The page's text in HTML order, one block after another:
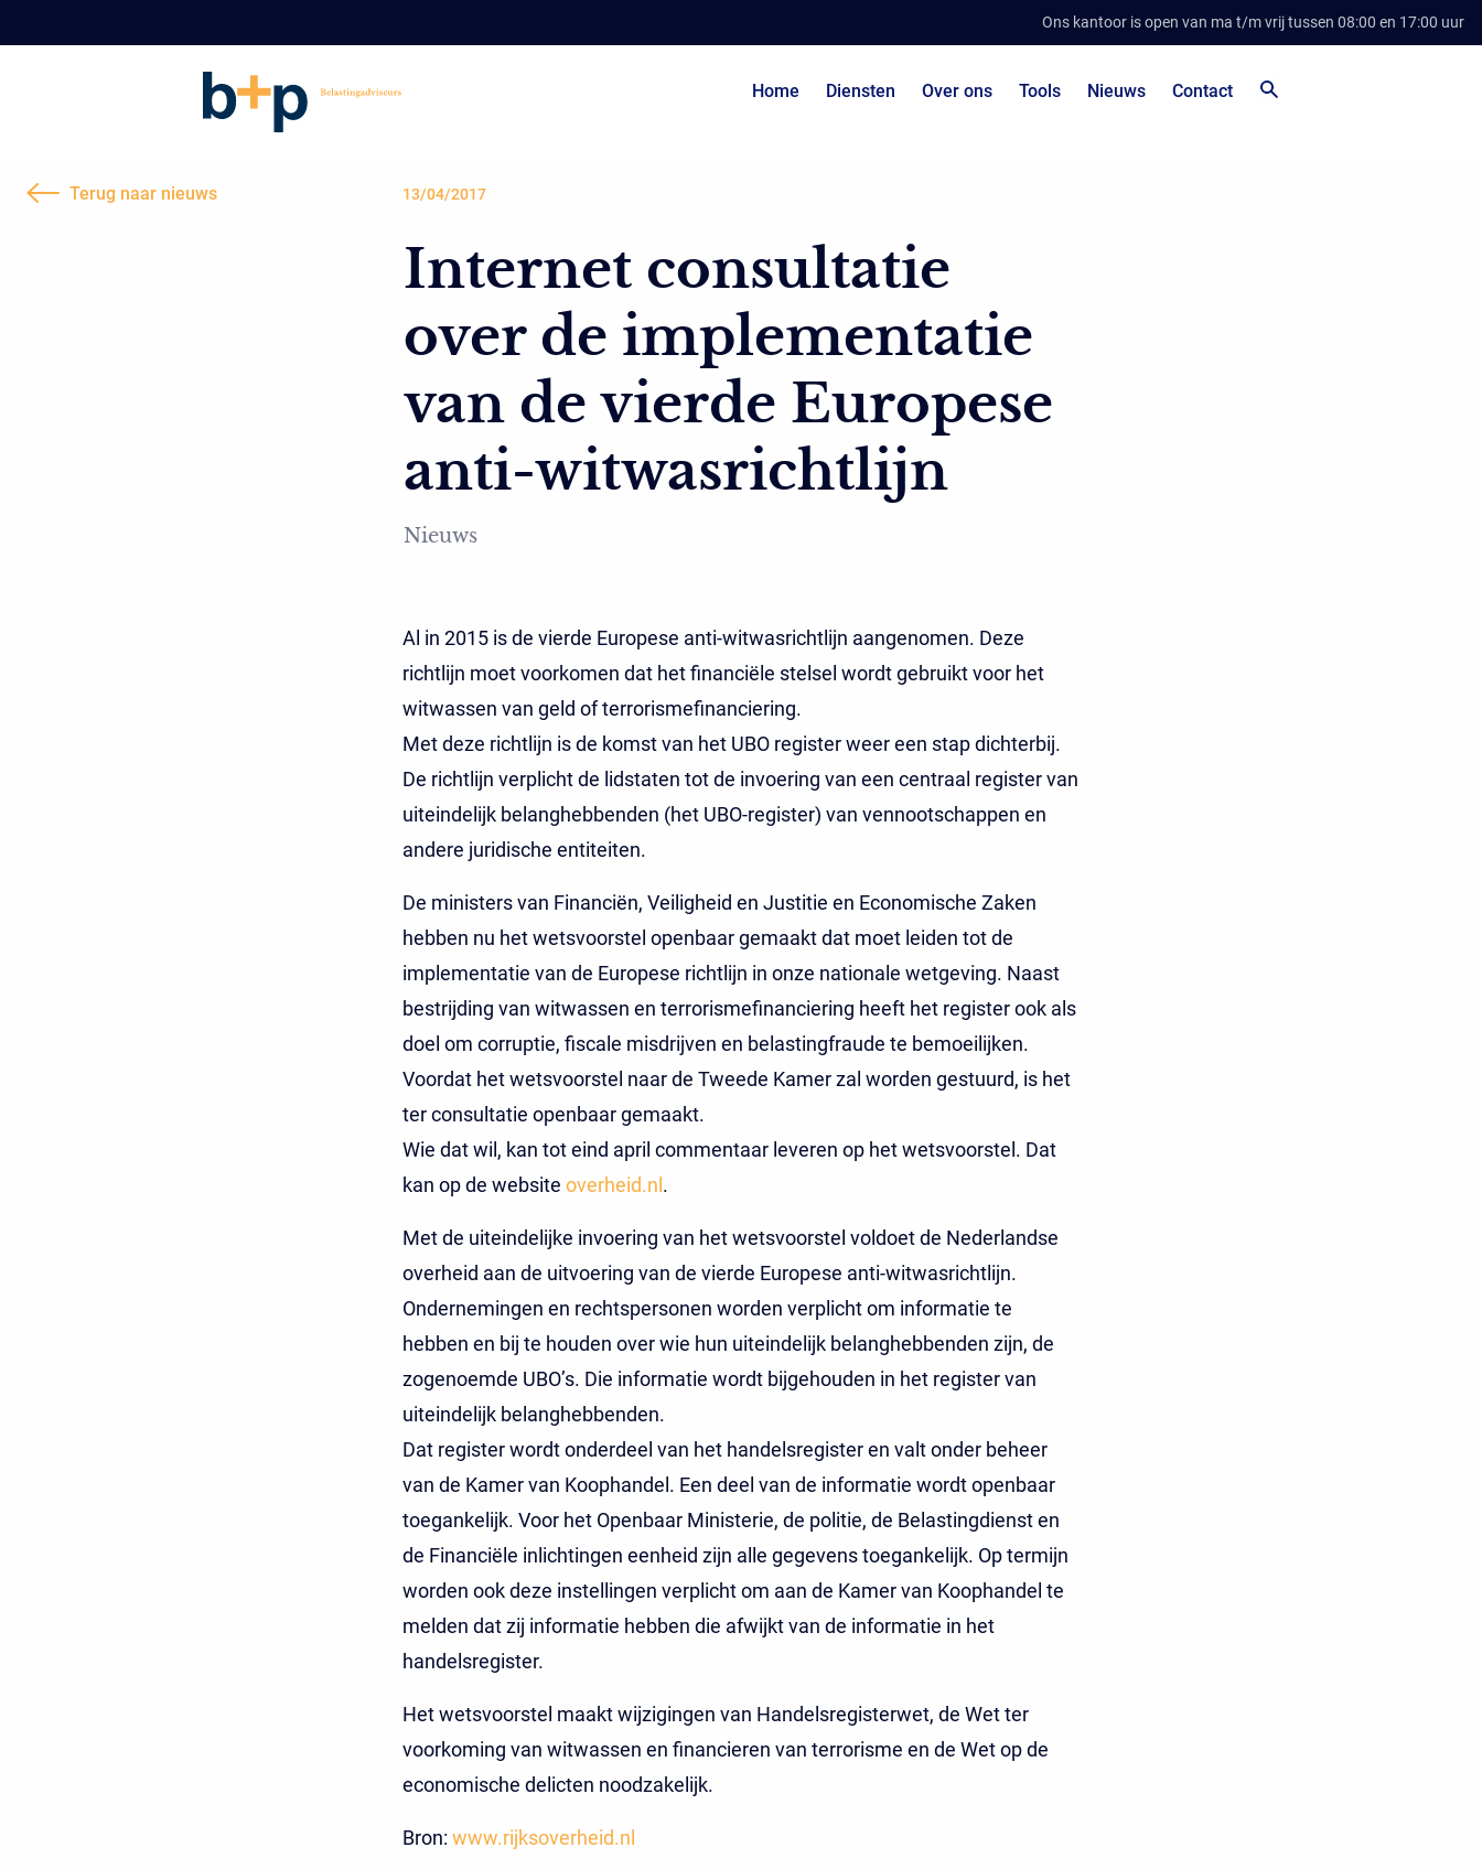
Ons kantoor is open van ma t/m vrij tussen 08:00 en 17:00 uur
Home Diensten Over ons Tools Nieuws Contact
Terug naar nieuws 13/04/2017
Internet consultatie
over de implementatie
van de vierde Europese
anti-witwasrichtlijn
Nieuws
Al in 2015 is de vierde Europese anti-witwasrichtlijn aangenomen. Deze
richtlijn moet voorkomen dat het financiële stelsel wordt gebruikt voor het
witwassen van geld of terrorismefinanciering.
Met deze richtlijn is de komst van het UBO register weer een stap dichterbij.
De richtlijn verplicht de lidstaten tot de invoering van een centraal register van
uiteindelijk belanghebbenden (het UBO-register) van vennootschappen en
andere juridische entiteiten.
De ministers van Financiën, Veiligheid en Justitie en Economische Zaken
hebben nu het wetsvoorstel openbaar gemaakt dat moet leiden tot de
implementatie van de Europese richtlijn in onze nationale wetgeving. Naast
bestrijding van witwassen en terrorismefinanciering heeft het register ook als
doel om corruptie, fiscale misdrijven en belastingfraude te bemoeilijken.
Voordat het wetsvoorstel naar de Tweede Kamer zal worden gestuurd, is het
ter consultatie openbaar gemaakt.
Wie dat wil, kan tot eind april commentaar leveren op het wetsvoorstel. Dat
kan op de website overheid.nl .
Met de uiteindelijke invoering van het wetsvoorstel voldoet de Nederlandse
overheid aan de uitvoering van de vierde Europese anti-witwasrichtlijn.
Ondernemingen en rechtspersonen worden verplicht om informatie te
hebben en bij te houden over wie hun uiteindelijk belanghebbenden zijn, de
zogenoemde UBO’s. Die informatie wordt bijgehouden in het register van
uiteindelijk belanghebbenden.
Dat register wordt onderdeel van het handelsregister en valt onder beheer
van de Kamer van Koophandel. Een deel van de informatie wordt openbaar
toegankelijk. Voor het Openbaar Ministerie, de politie, de Belastingdienst en
de Financiële inlichtingen eenheid zijn alle gegevens toegankelijk. Op termijn
worden ook deze instellingen verplicht om aan de Kamer van Koophandel te
melden dat zij informatie hebben die afwijkt van de informatie in het
handelsregister.
Het wetsvoorstel maakt wijzigingen van Handelsregisterwet, de Wet ter
voorkoming van witwassen en financieren van terrorisme en de Wet op de
economische delicten noodzakelijk.
Bron: www.rijksoverheid.nl